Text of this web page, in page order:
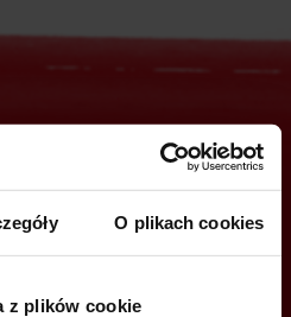
O plikach cookies
z plików cookie
tą ofertą?